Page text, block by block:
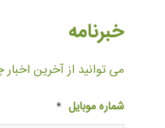
خبرنامه
می توانید از آخرین
شماره موبایل *